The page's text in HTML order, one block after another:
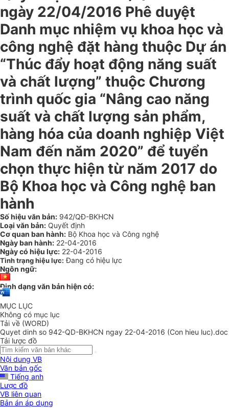
ngày 22/04/2016 Phê duyệt
Danh mục nhiệm vụ khoa học và
công nghệ đặt hàng thuộc Dự án
“Thúc đẩy hoạt động năng suất
và chất lượng” thuộc Chương
trình quốc gia “Nâng cao năng
suất và chất lượng sản phẩm,
hàng hóa của doanh nghiệp Việt
Nam đến năm 2020” để tuyển
chọn thực hiện từ năm 2017 do
Bộ Khoa học và Công nghệ ban
hành
Số hiệu văn bản: 942/QĐ-BKHCN
Loại văn bản: Quyết định
Cơ quan ban hành: Bộ Khoa học và Công nghệ
Ngày ban hành: 22-04-2016
Ngày có hiệu lực: 22-04-2016
Tình trạng hiệu lực: Đang có hiệu lực
Ngôn ngữ:
Định dạng văn bản hiện có:
MỤC LỤC
Không có mục lục
Tải về (WORD)
Quyet dinh so 942-QD-BKHCN ngay 22-04-2016 (Con hieu luc).doc
Tải lược đồ
Nội dung VB
Văn bản gốc
Tiếng anh
Lược đồ
VB liên quan
Bản án áp dụng